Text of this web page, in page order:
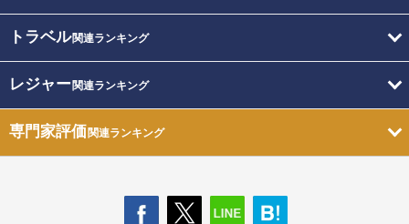
トラベル関連ランキング
レジャー関連ランキング
専門家評価関連ランキング